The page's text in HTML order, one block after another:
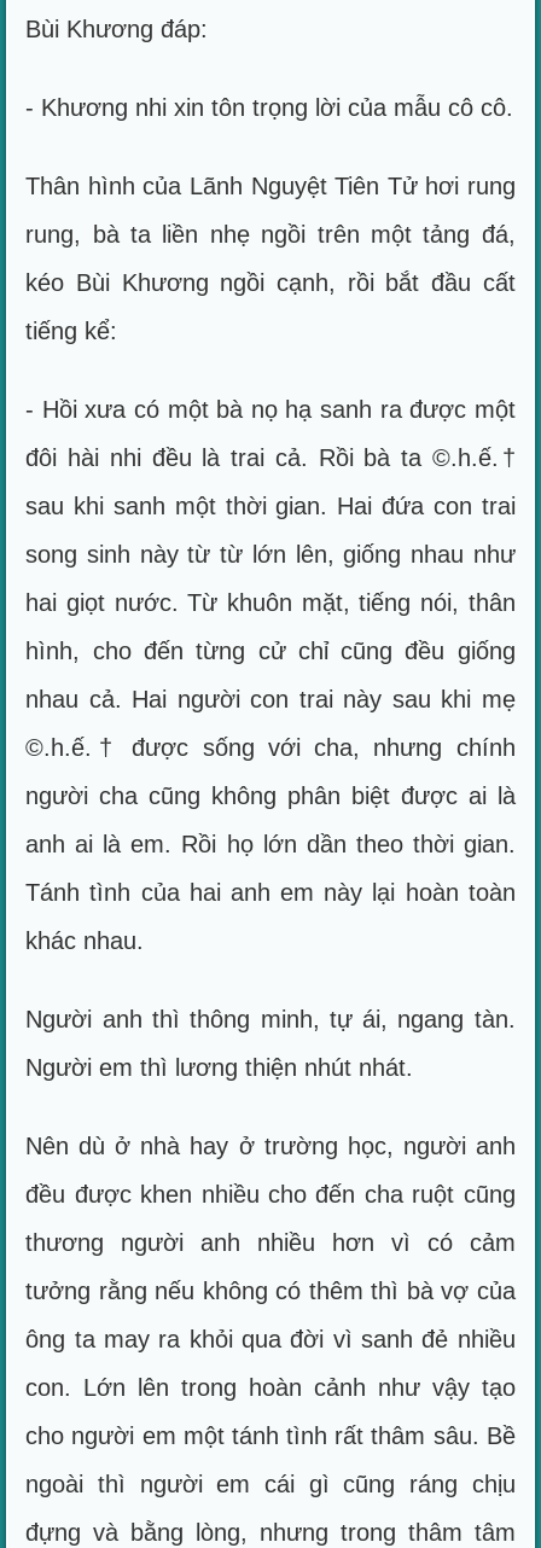
Bùi Khương đáp:
- Khương nhi xin tôn trọng lời của mẫu cô cô.
Thân hình của Lãnh Nguyệt Tiên Tử hơi rung
rung, bà ta liền nhẹ ngồi trên một tảng đá,
kéo Bùi Khương ngồi cạnh, rồi bắt đầu cất
tiếng kể:
- Hồi xưa có một bà nọ hạ sanh ra được một
đôi hài nhi đều là trai cả. Rồi bà ta ©.h.ế.†
sau khi sanh một thời gian. Hai đứa con trai
song sinh này từ từ lớn lên, giống nhau như
hai giọt nước. Từ khuôn mặt, tiếng nói, thân
hình, cho đến từng cử chỉ cũng đều giống
nhau cả. Hai người con trai này sau khi mẹ
©.h.ế.† được sống với cha, nhưng chính
người cha cũng không phân biệt được ai là
anh ai là em. Rồi họ lớn dần theo thời gian.
Tánh tình của hai anh em này lại hoàn toàn
khác nhau.
Người anh thì thông minh, tự ái, ngang tàn.
Người em thì lương thiện nhút nhát.
Nên dù ở nhà hay ở trường học, người anh
đều được khen nhiều cho đến cha ruột cũng
thương người anh nhiều hơn vì có cảm
tưởng rằng nếu không có thêm thì bà vợ của
ông ta may ra khỏi qua đời vì sanh đẻ nhiều
con. Lớn lên trong hoàn cảnh như vậy tạo
cho người em một tánh tình rất thâm sâu. Bề
ngoài thì người em cái gì cũng ráng chịu
đựng và bằng lòng, nhưng trong thâm tâm